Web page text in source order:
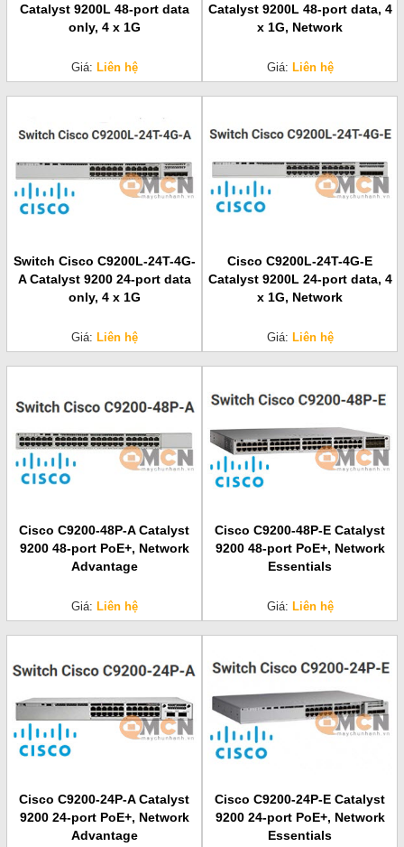
Catalyst 9200L 48-port data
only, 4 x 1G
Giá: Liên hệ
Catalyst 9200L 48-port data, 4
x 1G, Network
Giá: Liên hệ
Switch Cisco C9200L-24T-4G-
A Catalyst 9200 24-port data
only, 4 x 1G
Giá: Liên hệ
Cisco C9200L-24T-4G-E
Catalyst 9200L 24-port data, 4
x 1G, Network
Giá: Liên hệ
Cisco C9200-48P-A Catalyst
9200 48-port PoE+, Network
Advantage
Giá: Liên hệ
Cisco C9200-48P-E Catalyst
9200 48-port PoE+, Network
Essentials
Giá: Liên hệ
Cisco C9200-24P-A Catalyst
9200 24-port PoE+, Network
Advantage
Cisco C9200-24P-E Catalyst
9200 24-port PoE+, Network
Essentials